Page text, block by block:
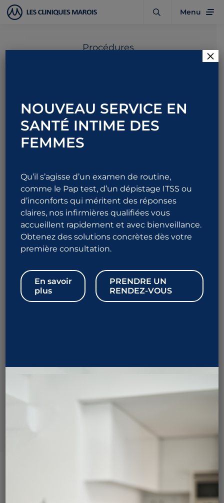
Menu
Procédures
des régions sus-
pubienne, labiale et
vulvaire (Femmes)
Informations utiles
Détails
FAQ
Se préparer à la procédure
Recommandations post-opératoires
1 844 URO-ALLO
876-2556
Prendre rendez-vous
Radiofréquence fractionnée interne pour
l’esthétique génitale féminine
NOUVEAU SERVICE EN
SANTÉ INTIME DES
FEMMES
Qu’il s’agisse d’un examen de routine,
comme le Pap test, d’un dépistage ITSS ou
d’inconforts qui méritent des réponses
claires, nos infirmières qualifiées vous
accueillent rapidement et avec bienveillance.
Obtenez des solutions concrètes dès votre
première consultation.
En savoir
plus
PRENDRE UN
RENDEZ-VOUS
×